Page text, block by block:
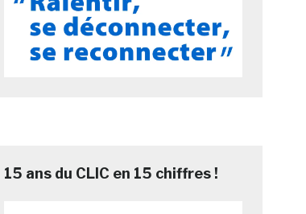
15 ans du CLIC en 15 chiffres !